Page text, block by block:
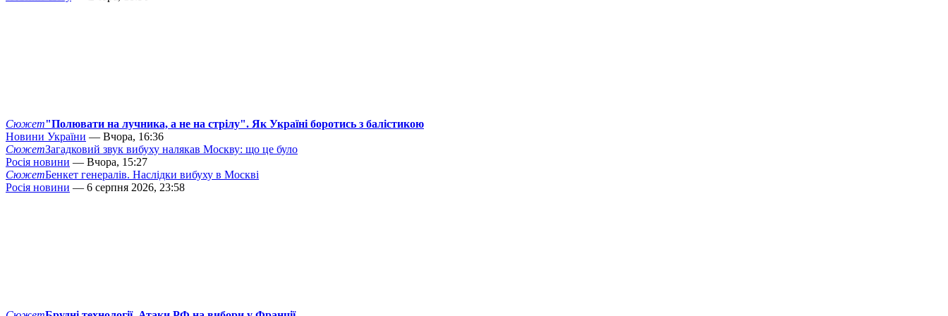
Сюжет"Полювати на лучника, а не на стрілу". Як Україні боротись з балістикою
Новини України — Вчора, 16:36
СюжетЗагадковий звук вибуху налякав Москву: що це було
Росія новини — Вчора, 15:27
СюжетБенкет генералів. Наслідки вибуху в Москві
Росія новини — 6 серпня 2026, 23:58